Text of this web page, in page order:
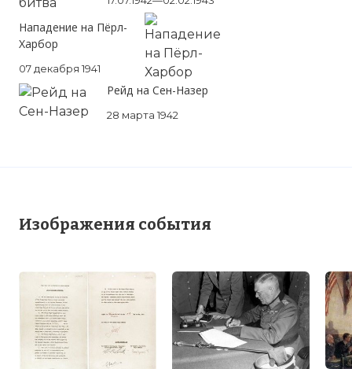
Нападение на Пёрл-
Харбор
07 декабря 1941
Рейд на Сен-Назер
28 марта 1942
Изображения события